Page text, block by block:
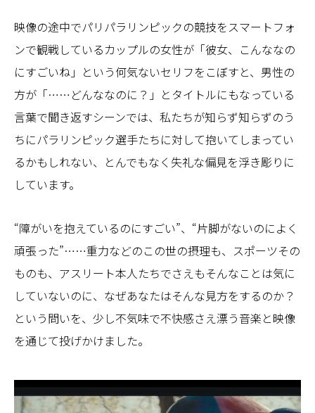
映像の途中でパリパラリンピックの競技をスマートフォ
ンで観戦しているカップルの女性が「彼女、こんななの
にすごいね」という何気ないセリフをこぼすと、男性の
方が「……どんななのに？」とタイトルにもなっている
言葉で聞き返すシーンでは、私たちが知らず知らずのう
ちにパラリンピック選手たちに対して抱いてしまってい
るかもしれない、とんでもなく失礼な偏見を浮き彫りに
しています。
“障がいを抱えているのにすごい”、“片脚がないのによく
頑張った”……重力などのこの世の摂理も、スポーツその
ものも、アスリート本人たちでさえもそんなことは気に
していないのに、なぜあなたはそんな見方をするのか？
という問いを、少し不気味で不快感さえ漂う音楽と映像
を通じて投げかけました。